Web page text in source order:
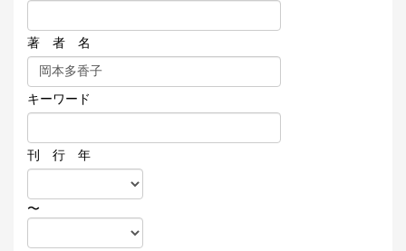
著 者 名
キーワード
刊 行 年
〜